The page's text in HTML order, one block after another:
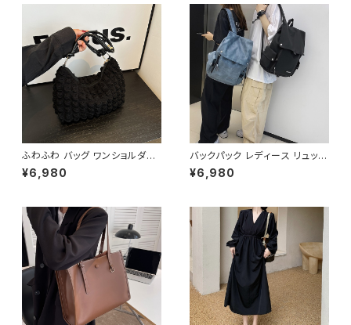
ュ カレッジコーデ カジュアル デ
ふわふわ バッグ ワンショルダー
バッグ ハンドバッグ 韓国風 レデ
ィース かわいい 小さめ 軽量 お
¥6,980
バックパック レディース リュック
春夏 秋冬 春 夏 秋 冬 黒 白 バ
ッグ 大容量 リュックサック かば
高校生 中学生 男の子 女の子 A
4 B4 シンプル バッグパック バッ
ク ロゴ ブラック ホワイト ブル
ー グレー フェイクレザー PU
撥水 防水 キャンプ リュック バッ
グパック 学校 カレッジコーデ カ
ジュアル デイリー お出かけ K-
B0041
¥6,980